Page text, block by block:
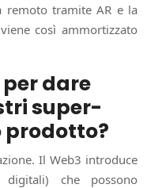
remoto tramite AR e la
così ammortizzato
dare
super-
prodotto?
Il Web3 introduce
che possono